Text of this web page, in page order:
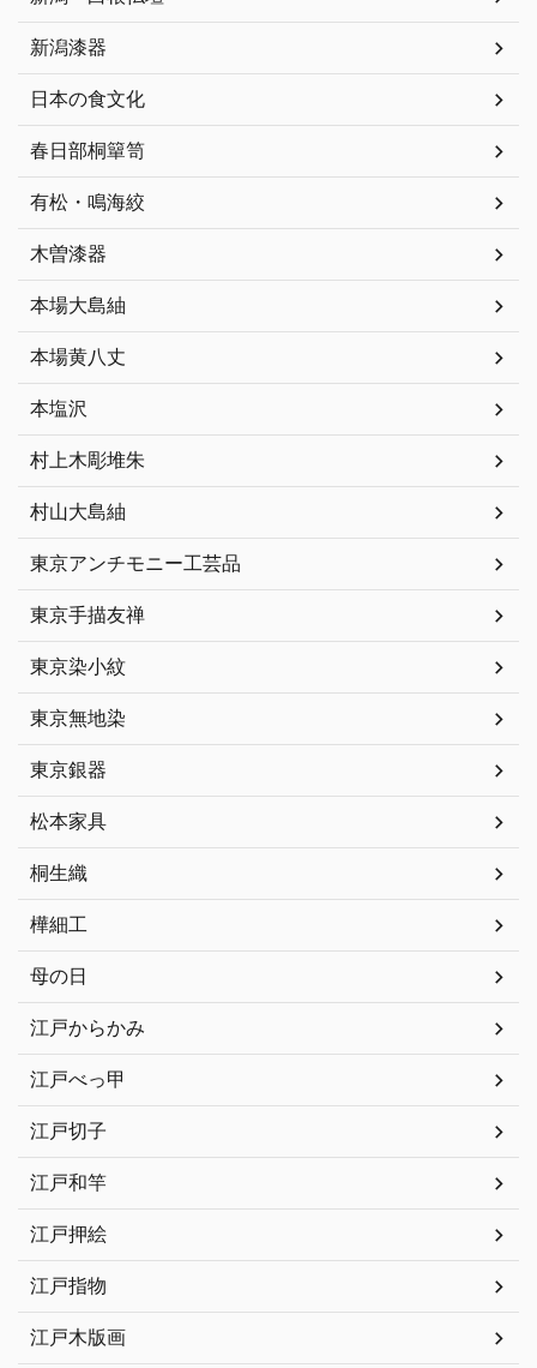
新潟漆器
日本の食文化
春日部桐簞笥
有松・鳴海絞
木曽漆器
本場大島紬
本場黄八丈
本塩沢
村上木彫堆朱
村山大島紬
東京アンチモニー工芸品
東京手描友禅
東京染小紋
東京無地染
東京銀器
松本家具
桐生織
樺細工
母の日
江戸からかみ
江戸べっ甲
江戸切子
江戸和竿
江戸押絵
江戸指物
江戸木版画